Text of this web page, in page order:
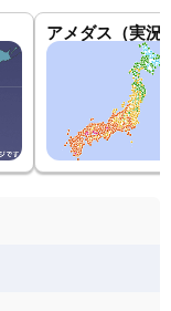
アメダス（実況